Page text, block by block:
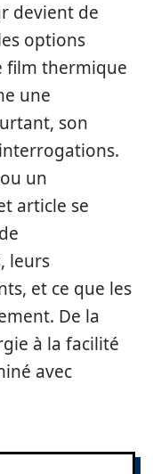
devient de
options
film thermique
une
son
un
article se
leurs
et ce que les
De la
à la facilité
avec